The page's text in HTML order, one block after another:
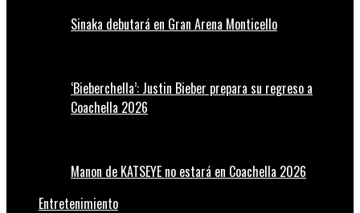
Sinaka debutará en Gran Arena Monticello
‘Bieberchella’: Justin Bieber prepara su regreso a
Coachella 2026
Manon de KATSEYE no estará en Coachella 2026
Entretenimiento